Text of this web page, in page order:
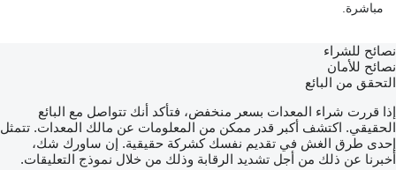
مباشرة.
نصائح للشراء
نصائح للأمان
التحقق من البائع
إذا قررت شراء المعدات بسعر منخفض، فتأكد أنك تتواصل مع البائع
الحقيقي. اكتشف أكبر قدر ممكن من المعلومات عن مالك المعدات. تتمثل
إحدى طرق الغش في تقديم نفسك كشركة حقيقية. إن ساورك شك،
أخبرنا عن ذلك من أجل تشديد الرقابة وذلك من خلال نموذج التعليقات.